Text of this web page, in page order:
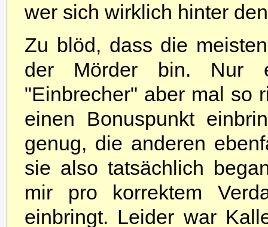
wer sich wirklich hinter
Zu blöd, dass die
der Mörder bin. Nur
"Einbrecher" aber mal so
einen Bonuspunkt
genug, die anderen
sie also tatsächlich
mir pro korrektem
einbringt. Leider war